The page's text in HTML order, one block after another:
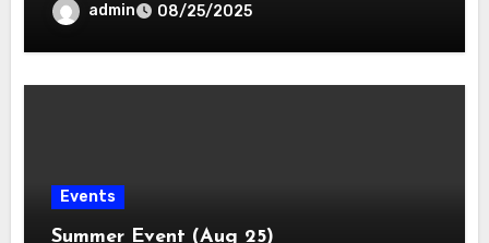
admin 08/25/2025
Events
Summer Event (Aug 25)